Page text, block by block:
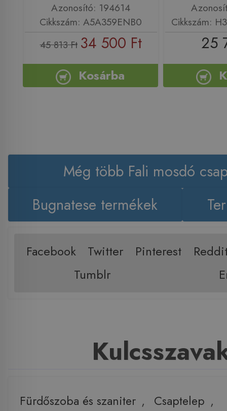
Azonosító: 194614
Cikkszám: A5A359ENB0
45 813 Ft 34 500 Ft
Kosárba
Cikkszám:
25
Még több Fali mosdó
Bugnatese termékek
Facebook Twitter Pinterest
Tumblr
Fürdőszoba és szaniter , Csaptelep ,